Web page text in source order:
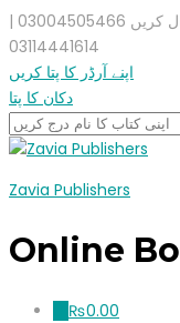
واٹس ایپ / کال کے لیے اس نمبر کو استعمال کریں 03004505466 |
03114441614
اپنے آرڈر کا پتا کریں
دکان کا پتا
Zavia Publishers
Online
₨0.00